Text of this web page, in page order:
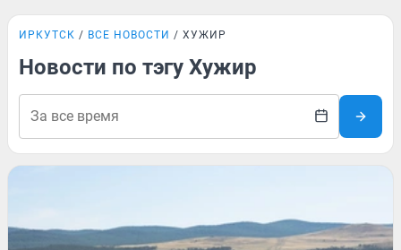
ИРКУТСК ВСЕ НОВОСТИ ХУЖИР
Новости по тэгу Хужир